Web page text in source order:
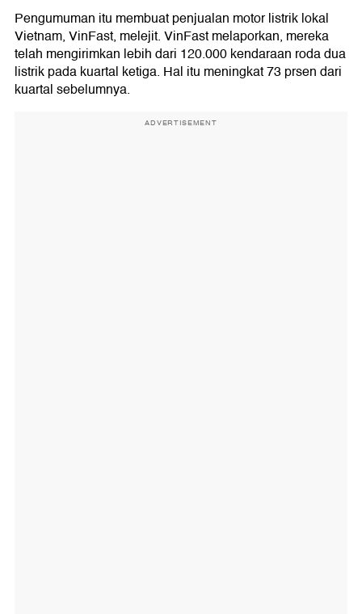
Pengumuman itu membuat penjualan motor listrik lokal
Vietnam, VinFast, melejit. VinFast melaporkan, mereka
telah mengirimkan lebih dari 120.000 kendaraan roda dua
listrik pada kuartal ketiga. Hal itu meningkat 73 prsen dari
kuartal sebelumnya.
ADVERTISEMENT